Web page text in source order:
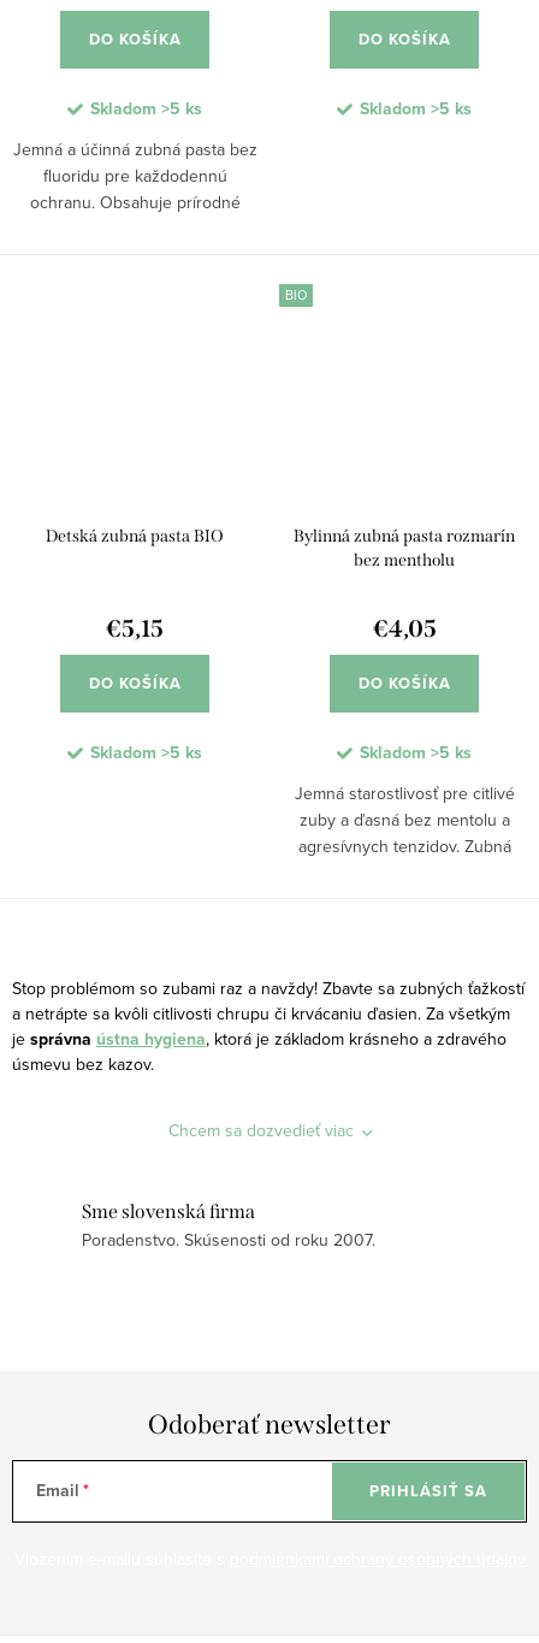
DO KOŠÍKA
Skladom >5 ks
Jemná a účinná zubná pasta bez
fluoridu pre každodennú
ochranu. Obsahuje prírodné
DO KOŠÍKA
Skladom >5 ks
Detská zubná pasta BIO
€5,15
DO KOŠÍKA
Skladom >5 ks
BIO
Bylinná zubná pasta rozmarín
bez mentholu
€4,05
DO KOŠÍKA
Skladom >5 ks
Jemná starostlivosť pre citlivé
zuby a ďasná bez mentolu a
agresívnych tenzidov. Zubná
v
l
á
d
p
s
Stop problémom so zubami raz a navždy! Zbavte sa zubných ťažkostí
a netrápte sa kvôli citlivosti chrupu či krvácaniu ďasien. Za všetkým
je správna ústna hygiena, ktorá je základom krásneho a zdravého
úsmevu bez kazov.
Chcem sa dozvedieť viac
Sme slovenská firma
Poradenstvo. Skúsenosti od roku 2007.
Odoberať newsletter
Email PRIHLÁSIŤ SA